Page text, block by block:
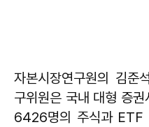
자본시장연구원의 김준
구위원은 국내 대형 증
6426명의 주식과 ETF